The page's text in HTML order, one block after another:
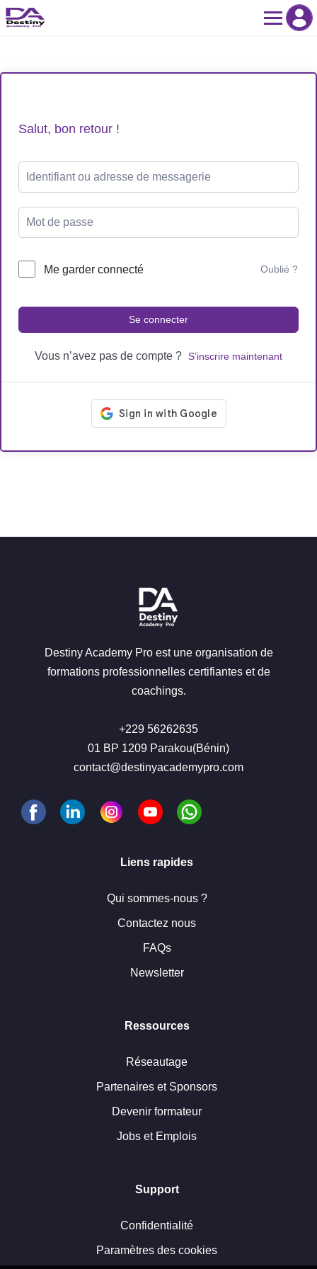
Skip
to
Salut, bon retour !
Me garder connecté Oublié ?
Se connecter
Vous n’avez pas de compte ? S’inscrire maintenant
Destiny Academy Pro est une organisation de
formations professionnelles certifiantes et de
coachings.
+229 56262635
01 BP 1209 Parakou(Bénin)
contact@destinyacademypro.com
Liens rapides
Qui sommes-nous ?
Contactez nous
FAQs
Newsletter
Ressources
Réseautage
Partenaires et Sponsors
Devenir formateur
Jobs et Emplois
Support
Confidentialité
Paramètres des cookies